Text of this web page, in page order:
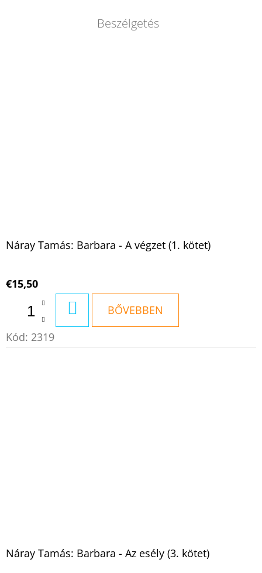
Beszélgetés
Náray Tamás: Barbara - A végzet (1. kötet)
€15,50
KOSÁRBABŐVEBBEN
Kód: 2319
Náray Tamás: Barbara - Az esély (3. kötet)